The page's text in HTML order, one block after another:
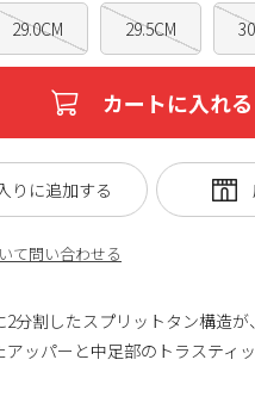
29.0CM 29.5CM
カートに入れる
て問い合わせる
りに追加する
2分割したスプリットタン構造
ッパーと中足部のトラスティ